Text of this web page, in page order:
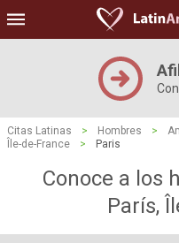
Citas Latinas > Hombres >
Île-de-France
> Paris
Conoce a los
París,